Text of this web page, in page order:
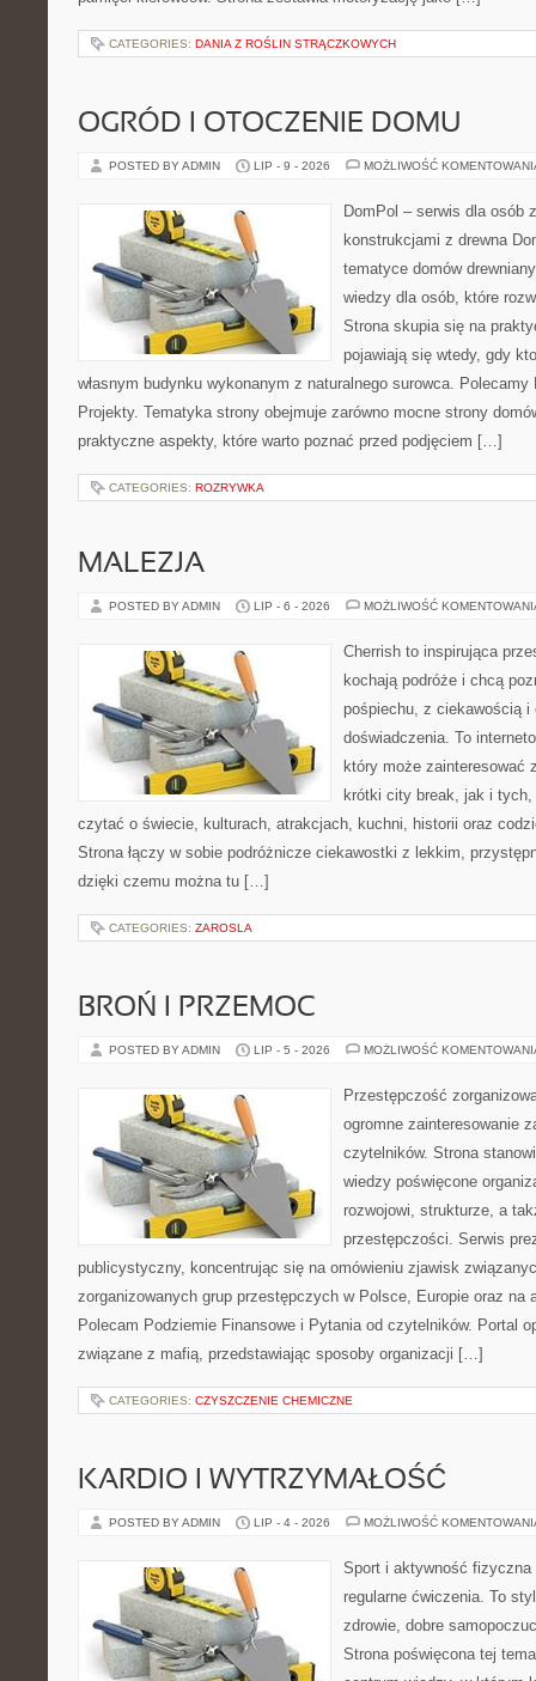
CATEGORIES: DANIA Z ROŚLIN STRĄCZKOWYCH
OGRÓD I OTOCZENIE DOMU
POSTED BY ADMIN LIP - 9 - 2026 MOŻLIWOŚĆ
DomPol – serwis dla osób
konstrukcjami z drewna
tematyce domów
wiedzy dla osób, które
Strona skupia się na
pojawiają się wtedy, gdy
własnym budynku wykonanym z naturalnego surowca.
Projekty. Tematyka strony obejmuje zarówno mocne strony
praktyczne aspekty, które warto poznać przed podjęciem […]
CATEGORIES: ROZRYWKA
MALEZJA
POSTED BY ADMIN LIP - 6 - 2026 MOŻLIWOŚĆ
Cherrish to inspirująca
kochają podróże i chcą
pośpiechu, z ciekawością i
doświadczenia. To
który może zainteresować
krótki city break, jak i
czytać o świecie, kulturach, atrakcjach, kuchni, historii oraz
Strona łączy w sobie podróżnicze ciekawostki z lekkim,
dzięki czemu można tu […]
CATEGORIES: ZAROSLA
BROŃ I PRZEMOC
POSTED BY ADMIN LIP - 5 - 2026 MOŻLIWOŚĆ
Przestępczość
ogromne zainteresowanie
czytelników. Strona
wiedzy poświęcone
rozwojowi, strukturze, a
przestępczości. Serwis
publicystyczny, koncentrując się na omówieniu zjawisk
zorganizowanych grup przestępczych w Polsce, Europie oraz na
Polecam Podziemie Finansowe i Pytania od czytelników. Portal
związane z mafią, przedstawiając sposoby organizacji […]
CATEGORIES: CZYSZCZENIE CHEMICZNE
KARDIO I WYTRZYMAŁOŚĆ
POSTED BY ADMIN LIP - 4 - 2026 MOŻLIWOŚĆ
Sport i aktywność
regularne ćwiczenia. To
zdrowie, dobre
Strona poświęcona tej